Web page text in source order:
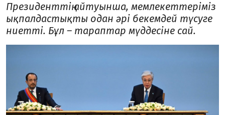
Президенттің айтуынша, мемлекеттеріміз
ықпалдастықты одан әрі бекемдей түсуге
ниетті. Бұл – тараптар мүддесіне сай.